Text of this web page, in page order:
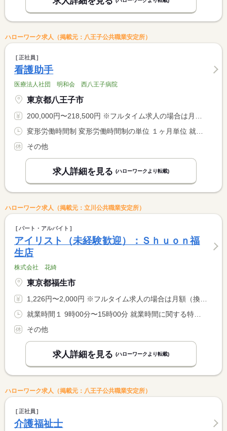
ハローワーク求人（掲載元：八王子公共職業安定所）
正社員
看護助手
医療法人社団 明和会 西八王子病院
東京都八王子市
200,000円〜218,500円 ※フルタイム求人の場合は月額（換算額）、パート求人の場合は時間額を表示しています。
その他
求人詳細を見る (ハローワークより転載)
ハローワーク求人（掲載元：立川公共職業安定所）
パート・アルバイト
アイリスト（未経験歓迎）：Ｓｈｕｏｎ福
生店
株式会社 花綺
東京都福生市
1,226円〜2,000円 ※フルタイム求人の場合は月額（換算額）、パート求人の場合は時間額を表示しています。
その他
求人詳細を見る (ハローワークより転載)
ハローワーク求人（掲載元：八王子公共職業安定所）
正社員
介護福祉士